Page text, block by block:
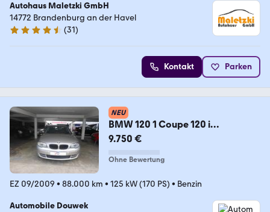
Autohaus Maletzki GmbH
14772 Brandenburg an der Havel
4.4 Sterne
(31)
Kontakt Parken
NEU
BMW 120 1 Coupe 120 i
AUTOMATIK
9.750 €
Ohne Bewertung
EZ 09/2009 • 88.000 km • 125 kW (170 PS) • Benzin
Automobile Douwek